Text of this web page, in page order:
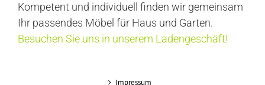
Kompetent und individuell finden wir gemeinsam
Ihr passendes Möbel für Haus und Garten.
Besuchen Sie uns in unserem Ladengeschäft!
Impressum